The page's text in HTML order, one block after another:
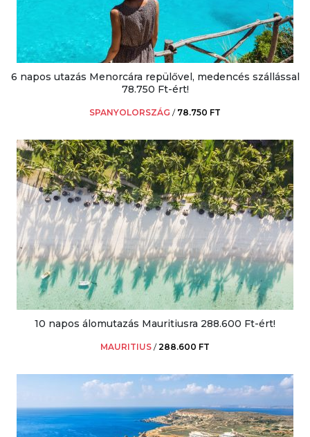
6 napos utazás Menorcára repülővel, medencés szállással
78.750 Ft-ért!
SPANYOLORSZÁG / 78.750 FT
10 napos álomutazás Mauritiusra 288.600 Ft-ért!
MAURITIUS /288.600 FT